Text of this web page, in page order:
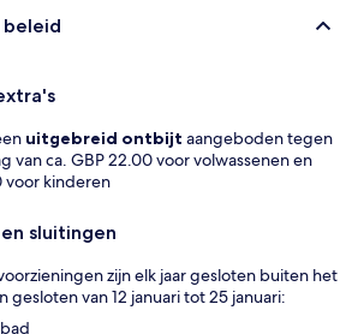
beleid
uitgebreid ontbijt aangeboden tegen
van ca. GBP 22.00 voor volwassenen en
voor kinderen
sluitingen
zijn elk jaar gesloten buiten het
gesloten van 12 januari tot 25 januari: